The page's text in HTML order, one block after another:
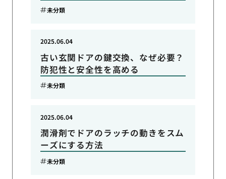
未分類
古い玄関ドアの鍵交換、なぜ必要？
防犯性と安全性を高める
2025.06.04
未分類
潤滑剤でドアのラッチの動きをスム
ーズにする方法
2025.06.04
未分類